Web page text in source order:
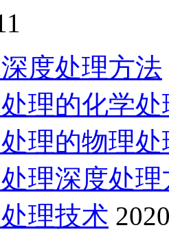
度处理方法
理的化学
理的物理处
理深度处理
理技术